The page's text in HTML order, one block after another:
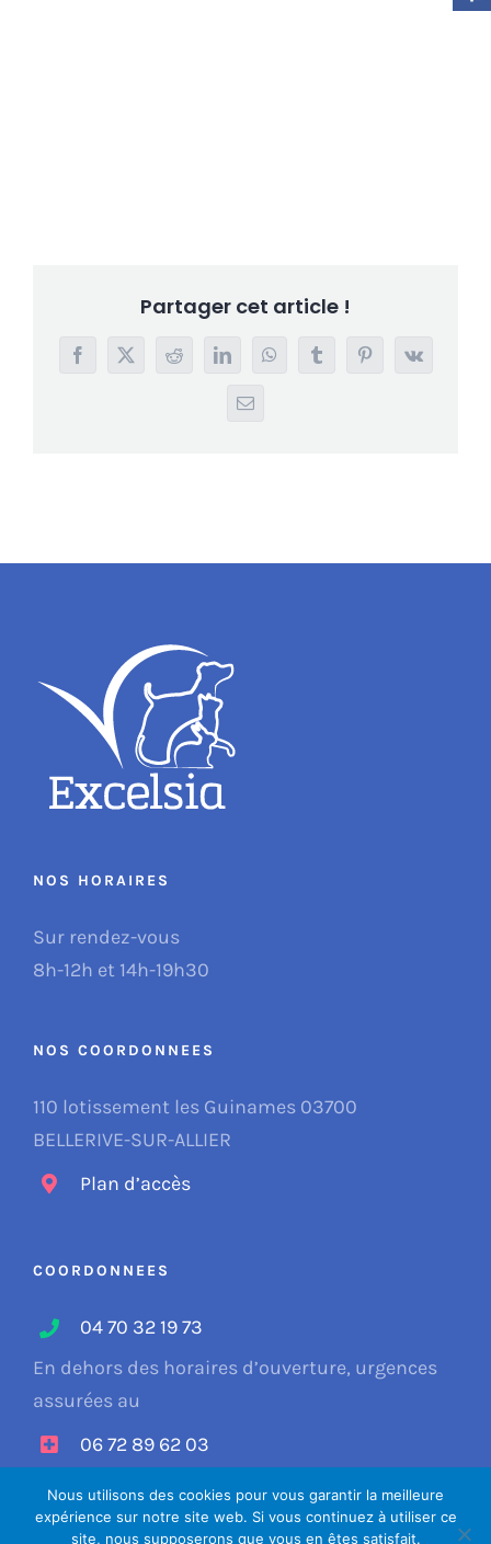
Partager cet article !
Facebook
X RedditLinkedInWhatsAppTumblrPinterest
Vk
Email
NOS HORAIRES
Sur rendez-vous
8h-12h et 14h-19h30
NOS COORDONNEES
110 lotissement les Guinames 03700
BELLERIVE-SUR-ALLIER
Plan d’accès
COORDONNEES
04 70 32 19 73
En dehors des horaires d’ouverture, urgences
assurées au
06 72 89 62 03
Nous utilisons des cookies pour vous garantir la meilleure
expérience sur notre site web. Si vous continuez à utiliser ce
site, nous supposerons que vous en êtes satisfait.